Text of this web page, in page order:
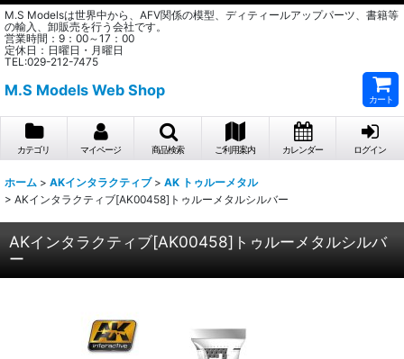
M.S Modelsは世界中から、AFV関係の模型、ディティールアップパーツ、書籍等
の輸入、卸販売を行う会社です。
営業時間：9：00～17：00
定休日：日曜日・月曜日
TEL:029-212-7475
M.S Models Web Shop
カート
カテゴリ マイページ 商品検索 ご利用案内 カレンダー ログイン
ホーム > AKインタラクティブ > AK トゥルーメタル
> AKインタラクティブ[AK00458]トゥルーメタルシルバー
AKインタラクティブ[AK00458]トゥルーメタルシルバ
ー